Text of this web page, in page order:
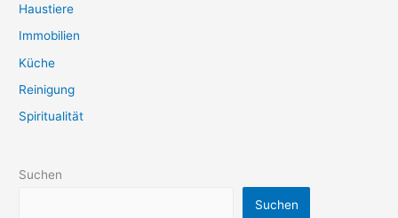
Haustiere
Immobilien
Küche
Reinigung
Spiritualität
Suchen
Suchen